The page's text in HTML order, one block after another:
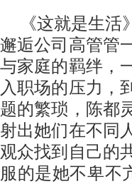
《这就是生
邂逅公司高管管
与家庭的羁绊，
入职场的压力，
题的繁琐，陈都
射出她们在不同
观众找到自己的
服的是她不卑不